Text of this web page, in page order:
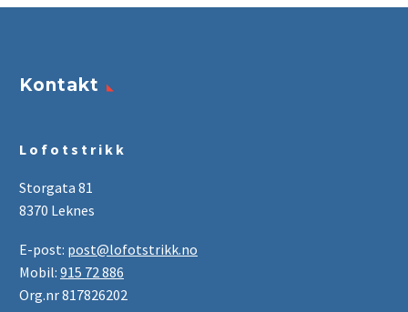
Kontakt
L o f o t s t r i k k
Storgata 81
8370 Leknes
E-post: post@lofotstrikk.no
Mobil: 915 72 886
Org.nr 817826202